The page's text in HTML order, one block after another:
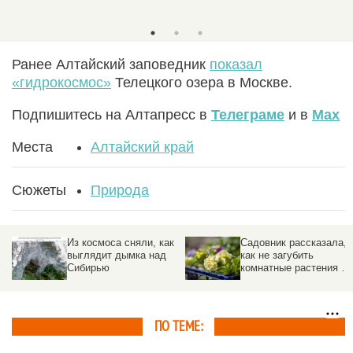
Ранее Алтайский заповедник показал
«гидрокосмос» Телецкого озера в Москве.
Подпишитесь на Алтапресс в Телеграме и в Max
Места Алтайский край
Сюжеты Природа
Из космоса сняли, как
выглядит дымка над
Сибирью
Садовник рассказала,
как не загубить
комнатные растения во
ПО ТЕМЕ: